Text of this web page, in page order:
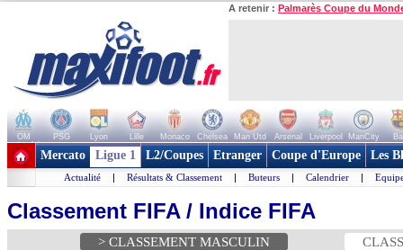
A retenir : Palmarès Coupe du
OM PSG Lyon Lille Monaco Chelsea Man Utd Arsenal Liverpool ManCity
+ de clubs
Mercato Ligue 1 L2/Coupes Etranger Coupe d'Europe Les
Actualité | Résultats & Classement | Buteurs | Calendrier |
Classement FIFA / Indice FIFA
> CLASSEMENT MASCULIN